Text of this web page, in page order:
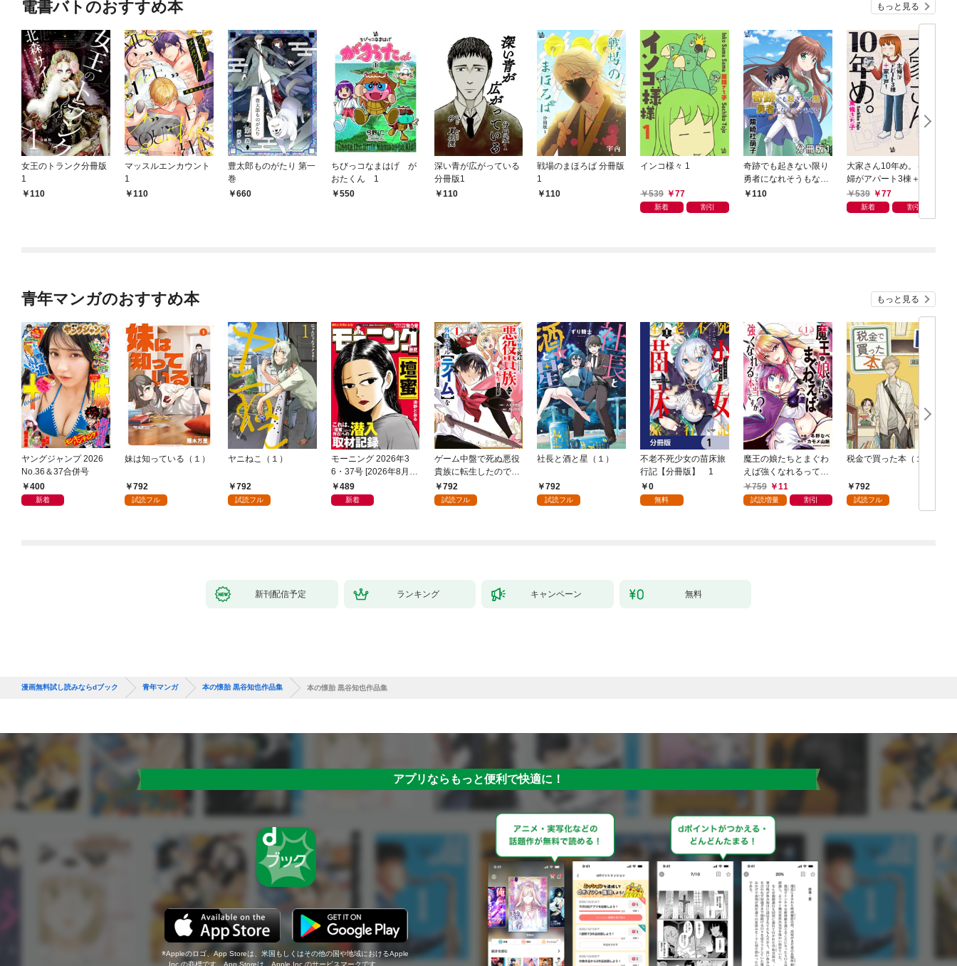
電書バトのおすすめ本 もっと見る
女王のトランク分冊版
1
110
マッスルエンカウント
1
110
豊太郎ものがたり 第一
巻
660
ちびっコなまはげ が
おたくん 1
550
深い青が広がっている
分冊版1
110
戦場のまほろば 分冊版
1
110
インコ様々 1
539 77
新着 割引
奇跡でも起きない限り
勇者になれそうもない
分冊版1
110
大家さん10年め。～主
婦がアパート3棟＋家1
戸！～
539 77
新着 割引
青年マンガのおすすめ本 もっと見る
ヤングジャンプ 2026
No.36＆37合併号
400
新着
妹は知っている（１）
792
試読フル
ヤニねこ（１）
792
試読フル
モーニング 2026年3
6・37号 [2026年8月6
日発売]
489
新着
ゲーム中盤で死ぬ悪役
貴族に転生したので、
外れスキル【テイム】
を駆使して最強を目指
792
試読フル
社長と酒と星（１）
792
試読フル
不老不死少女の苗床旅
行記【分冊版】 1
0
無料
魔王の娘たちとまぐわ
えば強くなれるって本
当ですか？【特典ペー
パー付き】【カラーペ
759 11
試読増量 割引
税金で買った本（１）
792
試読フル
新刊配信予定 ランキング キャンペーン 無料
漫画無料試し読みならdブック 青年マンガ 本の懐胎 黒谷知也作品集 本の懐胎 黒谷知也作品集
アプリならもっと便利で快適に！
Appleのロゴ、App Storeは、米国もしくはその他の国や地域におけるApple
Inc.の商標です。App Storeは、Apple Inc.のサービスマークです。